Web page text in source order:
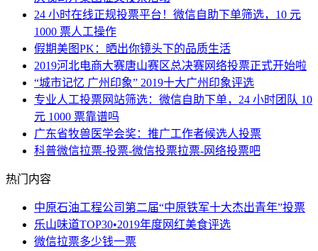
24 小时在线正规投票平台！微信自助下单筛选，10 元
1000 票人工操作
假期美图PK：晒出你镜头下的品质生活
2019河北电商大赛唐山赛区总决赛网络投票正式开始啦
“城市记忆 广州印象” 2019十大广州印象评选
专业人工投票网站筛选：微信自助下单，24 小时团队 10
元 1000 票靠谱吗
广东省牧兽医学会奖：推广工作者候选人投票
科普微信拉票-投票-微信投票拉票-网络投票吧
热门内容
中原石油工程公司第二届“中原铁军十大杰出青年”投票
乐山味道TOP30•2019年度网红美食评选
微信拉票多少钱一票